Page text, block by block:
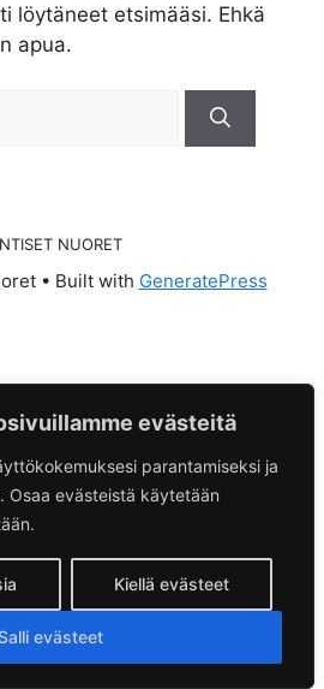
evästeitä
parantamiseksi ja
Osaa evästeistä käytetään
Kiellä evästeet
evästeet
löytäneet etsimääsi. Ehkä
apua.
NUORET
• Built with GeneratePress